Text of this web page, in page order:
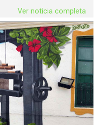
Ver noticia completa